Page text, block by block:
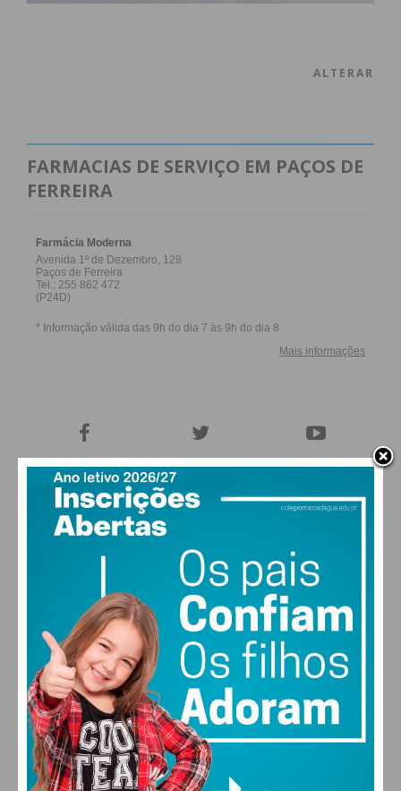
ALTERAR
FARMACIAS DE SERVIÇO EM PAÇOS DE
FERREIRA
27,0k
Fans
0 1,2k
577
Readers
MAIS POPULARES